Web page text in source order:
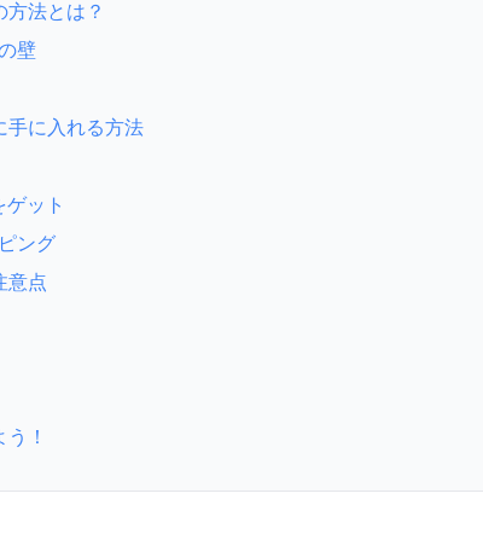
方法とは？
壁
手に入れる方法
ット
ング
意点
！